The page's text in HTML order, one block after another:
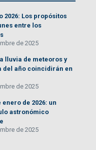
2026: Los propósitos
entre los
de 2025
lluvia de meteoros y
del año coincidirán en
de 2025
enero de 2026: un
astronómico
de 2025